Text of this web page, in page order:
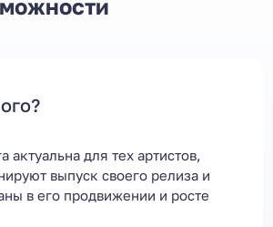
релиза на витринах
платформ
актуальна для тех артистов,
выпуск своего релиза и
в его продвижении и росте